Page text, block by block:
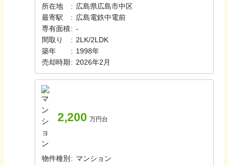
所在地
: 広島県広島市中区
最寄駅
: 広島電鉄中電前
専有面積: -
間取り
: 2LK/2LDK
築年
: 1998年
売却時期 : 2026年2月
2,200 万円台
物件種別 : マンション